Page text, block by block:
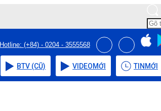
Hotline: (+84) - 0204 - 3555568
BTV (CŨ) VIDEOMỚI TIN MỚI